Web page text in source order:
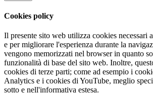
Cookies policy
Il presente sito web utilizza cookies necessari
e per migliorare l'esperienza durante la
vengono memorizzati nel browser in quanto
funzionalità di base del sito web. Inoltre,
cookies di terze parti; come ad esempio i
Analytics e i cookies di YouTube, meglio
sotto e nell'informativa estesa.